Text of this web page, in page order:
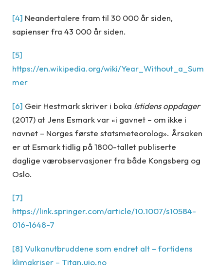
[4] Neandertalere fram til 30 000 år siden,
sapienser fra 43 000 år siden.
[5]
https://en.wikipedia.org/wiki/Year_Without_a_Sum
mer
[6] Geir Hestmark skriver i boka Istidens oppdager
(2017) at Jens Esmark var «i gavnet – om ikke i
navnet – Norges første statsmeteorolog». Årsaken
er at Esmark tidlig på 1800-tallet publiserte
daglige værobservasjoner fra både Kongsberg og
Oslo.
[7]
https://link.springer.com/article/10.1007/s10584-
016-1648-7
[8] Vulkanutbruddene som endret alt – fortidens
klimakriser – Titan.uio.no